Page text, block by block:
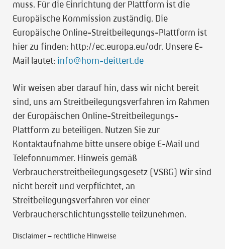
muss. Für die Einrichtung der Plattform ist die
Europäische Kommission zuständig. Die
Europäische Online-Streitbeilegungs-Plattform ist
hier zu finden: http://ec.europa.eu/odr. Unsere E-
Mail lautet: info@horn-deittert.de
Wir weisen aber darauf hin, dass wir nicht bereit
sind, uns am Streitbeilegungsverfahren im Rahmen
der Europäischen Online-Streitbeilegungs-
Plattform zu beteiligen. Nutzen Sie zur
Kontaktaufnahme bitte unsere obige E-Mail und
Telefonnummer. Hinweis gemäß
Verbraucherstreitbeilegungsgesetz (VSBG) Wir sind
nicht bereit und verpflichtet, an
Streitbeilegungsverfahren vor einer
Verbraucherschlichtungsstelle teilzunehmen.
Disclaimer – rechtliche Hinweise